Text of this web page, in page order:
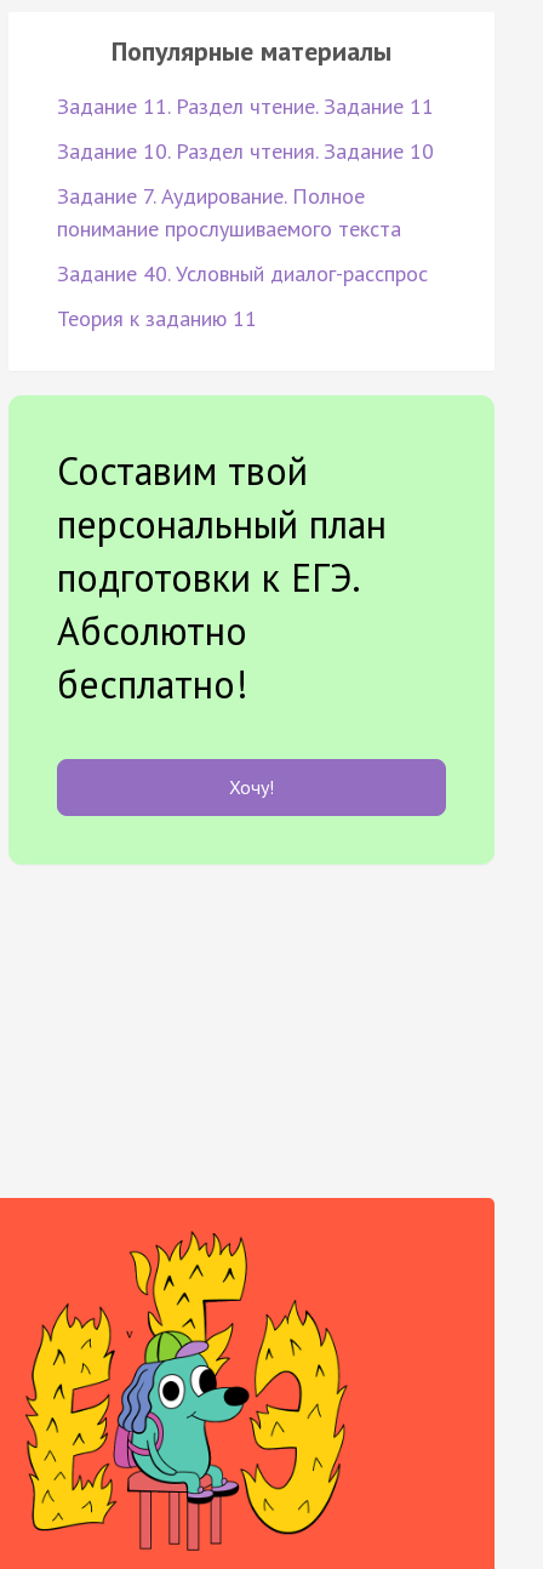
Популярные материалы
Задание 11. Раздел чтение. Задание 11
Задание 10. Раздел чтения. Задание 10
Задание 7. Аудирование. Полное
понимание прослушиваемого текста
Задание 40. Условный диалог-расспрос
Теория к заданию 11
Составим твой
персональный план
подготовки к ЕГЭ.
Абсолютно
бесплатно!
Хочу!